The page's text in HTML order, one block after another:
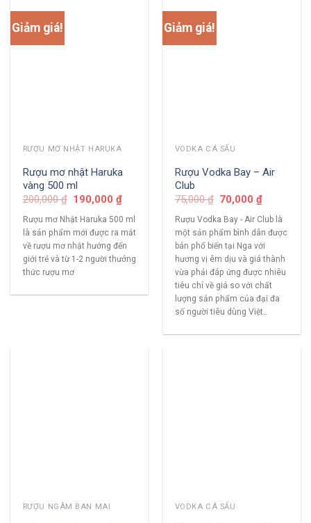
Giảm giá!
RƯỢU MƠ NHẬT HARUKA
Rượu mơ nhật Haruka
vàng 500 ml
200,000₫ 190,000₫
Rượu mơ Nhật Haruka 500 ml
là sản phẩm mới được ra mắt
về rượu mơ nhật hướng đến
giới trẻ và từ 1-2 người thưởng
thức rượu mơ
Giảm giá!
VODKA CÁ SẤU
Rượu Vodka Bay – Air
Club
75,000₫ 70,000₫
Rượu Vodka Bay - Air Club là
một sản phẩm bình dân được
bán phổ biến tại Nga với
hương vị êm dịu và giá thành
vừa phải đáp ứng được nhiêu
tiêu chí về giá so với chất
lượng sản phẩm của đại đa
số người tiêu dùng Việt..
RƯỢU NGÂM BAN MAI VODKA CÁ SẤU